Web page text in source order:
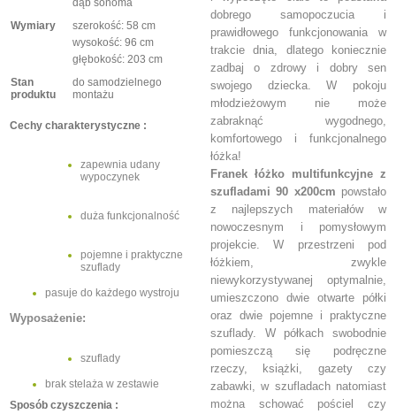
dąb sonoma
Wymiary
szerokość: 58 cm
wysokość: 96 cm
głębokość: 203 cm
Stan
produktu
do samodzielnego
montażu
Cechy charakterystyczne :
zapewnia udany
wypoczynek
duża funkcjonalność
pojemne i praktyczne
szuflady
pasuje do każdego wystroju
Wyposażenie:
szuflady
brak stelaża w zestawie
Sposób czyszczenia :
dobrego samopoczucia i
prawidłowego funkcjonowania w
trakcie dnia, dlatego koniecznie
zadbaj o zdrowy i dobry sen
swojego dziecka. W pokoju
młodzieżowym nie może
zabraknąć wygodnego,
komfortowego i funkcjonalnego
łóżka!
Franek łóżko multifunkcyjne z
szufladami 90 x200cm powstało
z najlepszych materiałów w
nowoczesnym i pomysłowym
projekcie. W przestrzeni pod
łóżkiem, zwykle
niewykorzystywanej optymalnie,
umieszczono dwie otwarte półki
oraz dwie pojemne i praktyczne
szuflady. W półkach swobodnie
pomieszczą się podręczne
rzeczy, książki, gazety czy
zabawki, w szufladach natomiast
można schować pościel czy